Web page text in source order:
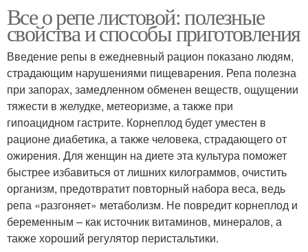
Все о репе листовой: полезные
свойства и способы приготовления
Введение репы в ежедневный рацион показано людям,
страдающим нарушениями пищеварения. Репа полезна
при запорах, замедленном обменен веществ, ощущении
тяжести в желудке, метеоризме, а также при
гипоацидном гастрите. Корнеплод будет уместен в
рационе диабетика, а также человека, страдающего от
ожирения. Для женщин на диете эта культура поможет
быстрее избавиться от лишних килограммов, очистить
организм, предотвратит повторный набора веса, ведь
репа «разгоняет» метаболизм. Не повредит корнеплод и
беременным – как источник витаминов, минералов, а
также хороший регулятор перистальтики.